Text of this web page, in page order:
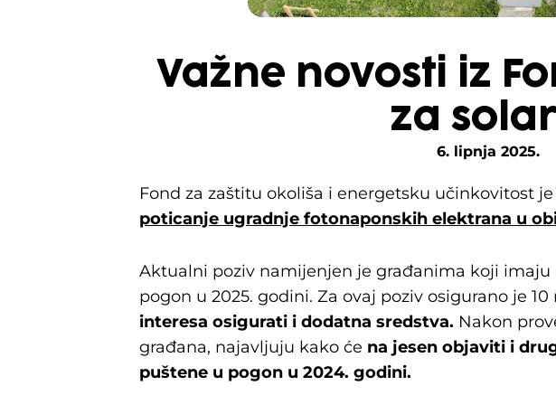
Važne novosti iz
za
6. lipnja 2025.
Fond za zaštitu okoliša i energetsku učinkovitost
poticanje ugradnje fotonaponskih elektrana u
Aktualni poziv namijenjen je građanima koji
pogon u 2025. godini. Za ovaj poziv osigurano je
interesa osigurati i dodatna sredstva. Nakon
građana, najavljuju kako će na jesen objaviti i
puštene u pogon u 2024. godini.